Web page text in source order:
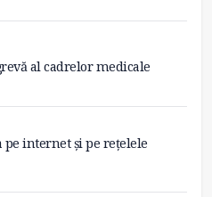
al cadrelor medicale
pe internet și pe rețelele